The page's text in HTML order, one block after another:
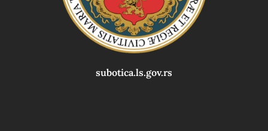
subotica.ls.gov.rs